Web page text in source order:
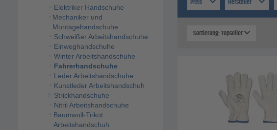
Elektriker Handschuhe
Mechaniker und
Montagehandschuhe
Schweißer Arbeitshandschuhe
Einweghandschuhe
Winter Arbeitshandschuhe
Fahrerhandschuhe
Leder Arbeitshandschuhe
Kunstleder Arbeitshandschuh
Strickhandschuhe
Nitril Arbeitshandschuhe
Baumwoll-Trikot
Arbeitshandschuh
Sortierung: Topseller